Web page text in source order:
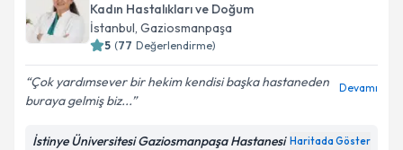
Kadın Hastalıkları ve Doğum
İstanbul, Gaziosmanpaşa
5 (77 Değerlendirme)
Çok yardımsever bir hekim kendisi başka hastaneden
buraya gelmiş biz...
Devamı
İstinye Üniversitesi Gaziosmanpaşa Hastanesi Haritada Göster